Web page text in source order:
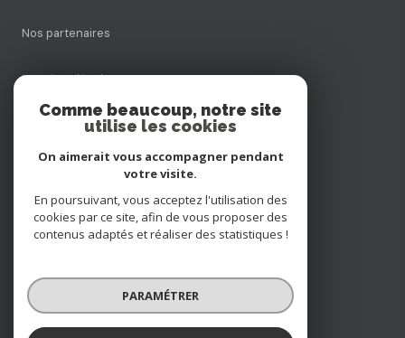
Nos partenaires
Mentions légales
Cookies
© 2026 | Tous droits réservés
Comme beaucoup, notre site
utilise les cookies
On aimerait vous accompagner pendant
votre visite.
En poursuivant, vous acceptez l'utilisation des
cookies par ce site, afin de vous proposer des
contenus adaptés et réaliser des statistiques !
PARAMÉTRER